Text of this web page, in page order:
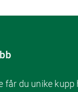
får du unike kupp